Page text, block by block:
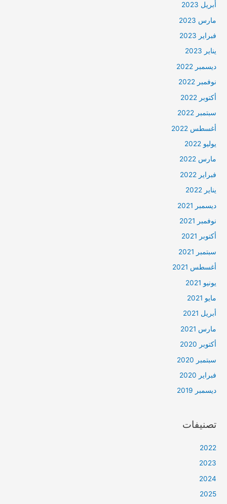
أبريل 2023
مارس 2023
فبراير 2023
يناير 2023
ديسمبر 2022
نوفمبر 2022
أكتوبر 2022
سبتمبر 2022
أغسطس 2022
يوليو 2022
مارس 2022
فبراير 2022
يناير 2022
ديسمبر 2021
نوفمبر 2021
أكتوبر 2021
سبتمبر 2021
أغسطس 2021
يونيو 2021
مايو 2021
أبريل 2021
مارس 2021
أكتوبر 2020
سبتمبر 2020
فبراير 2020
ديسمبر 2019
تصنيفات
2022
2023
2024
2025